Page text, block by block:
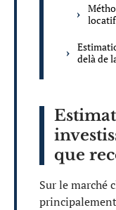
delà de
que
Sur le marché